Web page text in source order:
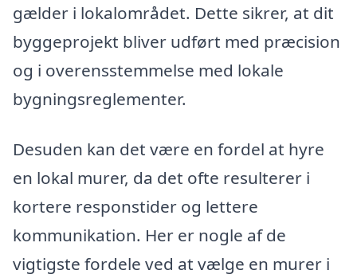
gælder i lokalområdet. Dette sikrer, at dit
byggeprojekt bliver udført med præcision
og i overensstemmelse med lokale
bygningsreglementer.
Desuden kan det være en fordel at hyre
en lokal murer, da det ofte resulterer i
kortere responstider og lettere
kommunikation. Her er nogle af de
vigtigste fordele ved at vælge en murer i